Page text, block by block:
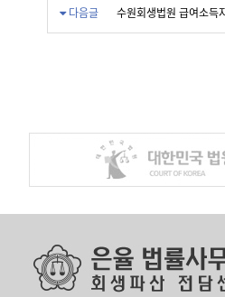
다음글 수원회생법원 급여소득